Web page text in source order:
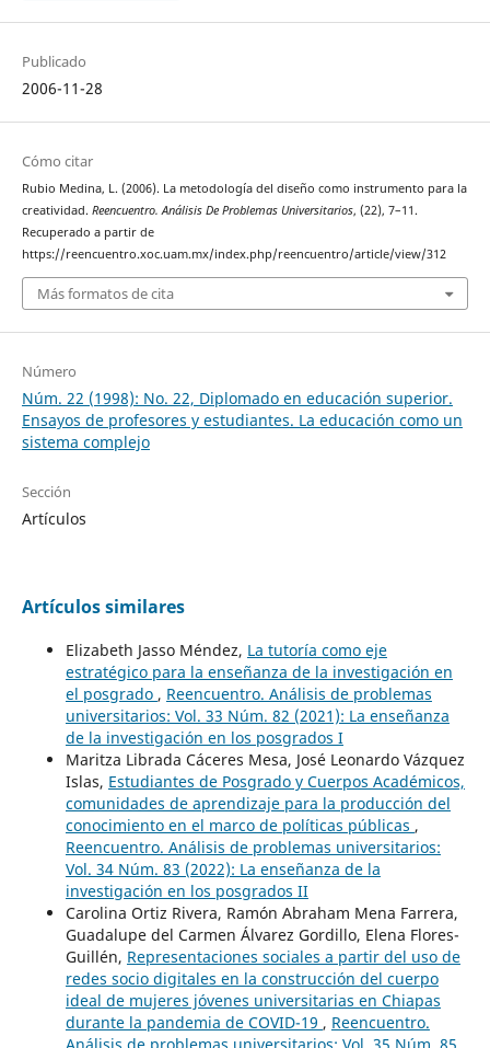
Publicado
2006-11-28
Cómo citar
Rubio Medina, L. (2006). La metodología del diseño como instrumento para la
creatividad. Reencuentro. Análisis De Problemas Universitarios, (22), 7–11.
Recuperado a partir de
https://reencuentro.xoc.uam.mx/index.php/reencuentro/article/view/312
Más formatos de cita
Número
Núm. 22 (1998): No. 22, Diplomado en educación superior.
Ensayos de profesores y estudiantes. La educación como un
sistema complejo
Sección
Artículos
Artículos similares
Elizabeth Jasso Méndez, La tutoría como eje
estratégico para la enseñanza de la investigación en
el posgrado , Reencuentro. Análisis de problemas
universitarios: Vol. 33 Núm. 82 (2021): La enseñanza
de la investigación en los posgrados I
Maritza Librada Cáceres Mesa, José Leonardo Vázquez
Islas, Estudiantes de Posgrado y Cuerpos Académicos,
comunidades de aprendizaje para la producción del
conocimiento en el marco de políticas públicas ,
Reencuentro. Análisis de problemas universitarios:
Vol. 34 Núm. 83 (2022): La enseñanza de la
investigación en los posgrados II
Carolina Ortiz Rivera, Ramón Abraham Mena Farrera,
Guadalupe del Carmen Álvarez Gordillo, Elena Flores-
Guillén, Representaciones sociales a partir del uso de
redes socio digitales en la construcción del cuerpo
ideal de mujeres jóvenes universitarias en Chiapas
durante la pandemia de COVID-19 , Reencuentro.
Análisis de problemas universitarios: Vol. 35 Núm. 85